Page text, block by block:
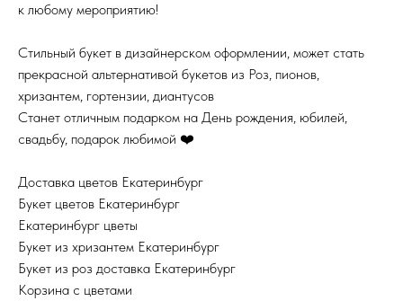
к любому мероприятию!
Стильный букет в дизайнерском оформлении, может стать
прекрасной альтернативой букетов из Роз, пионов,
хризантем, гортензии, диантусов
Станет отличным подарком на День рождения, юбилей,
свадьбу, подарок любимой ❤️
Доставка цветов Екатеринбург
Букет цветов Екатеринбург
Екатеринбург цветы
Букет из хризантем Екатеринбург
Букет из роз доставка Екатеринбург
Корзина с цветами